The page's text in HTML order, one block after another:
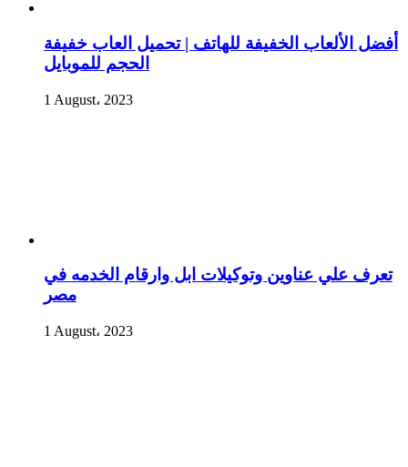
أفضل الألعاب الخفيفة للهاتف | تحميل العاب خفيفة
الحجم للموبايل
1 August، 2023
تعرف علي عناوين وتوكيلات ابل وارقام الخدمه في
مصر
1 August، 2023